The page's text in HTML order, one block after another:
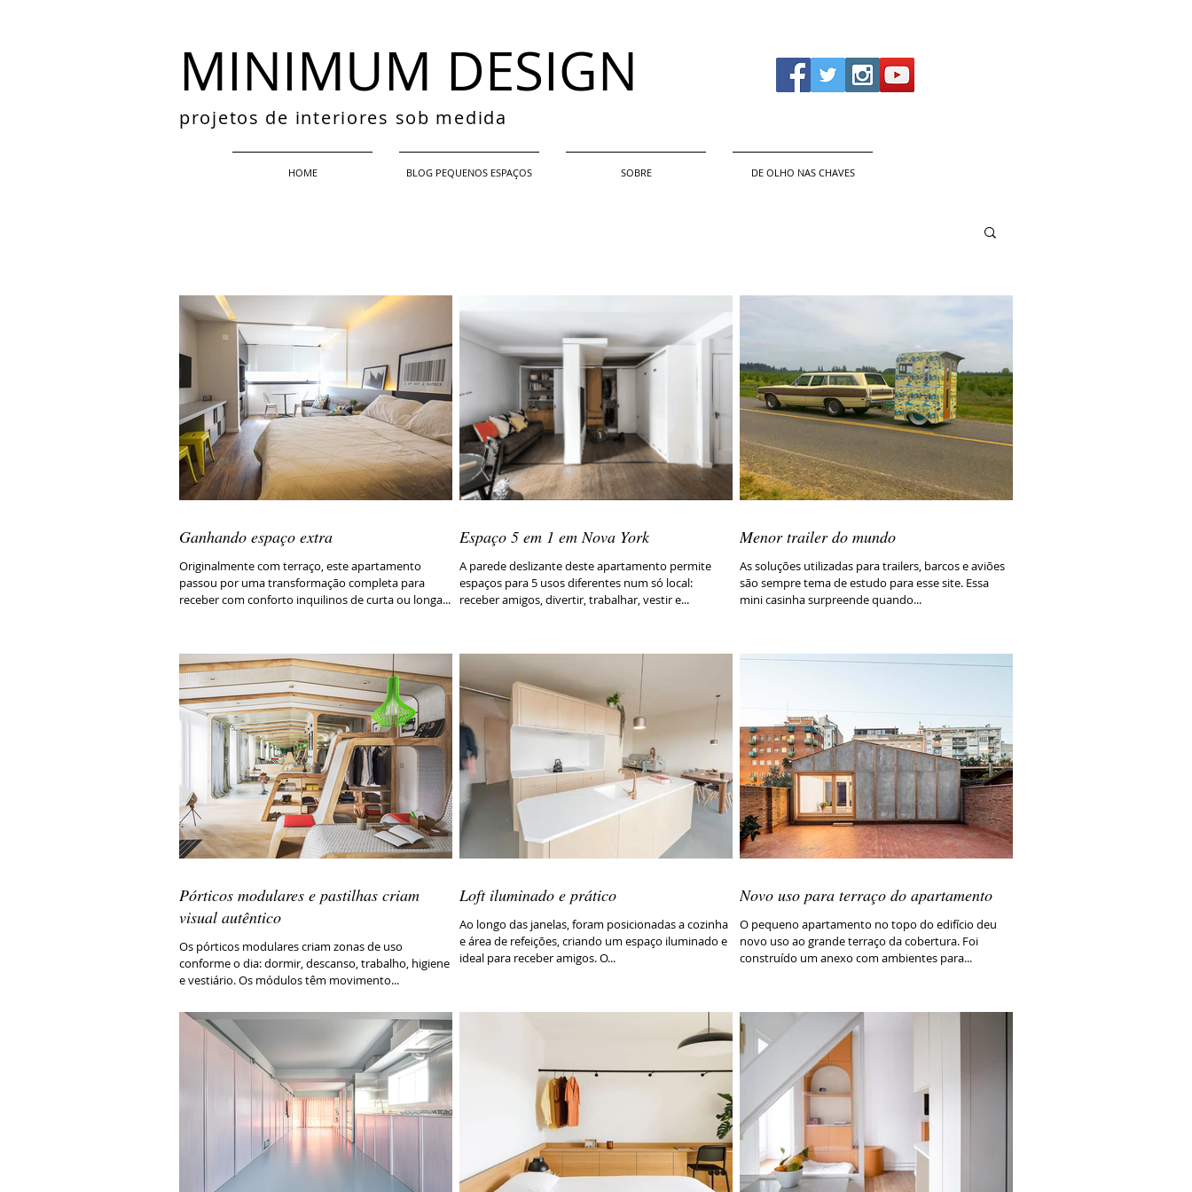
MINIMUM DESIGN
projetos de interiores sob medida
HOME BLOG PEQUENOS ESPAÇOS SOBRE DE OLHO NAS CHAVES
Ganhando espaço extra
Originalmente com terraço, este apartamento
passou por uma transformação completa para
receber com conforto inquilinos de curta ou longa...
Espaço 5 em 1 em Nova York
A parede deslizante deste apartamento permite
espaços para 5 usos diferentes num só local:
receber amigos, divertir, trabalhar, vestir e...
Menor trailer do mundo
As soluções utilizadas para trailers, barcos e aviões
são sempre tema de estudo para esse site. Essa
mini casinha surpreende quando...
Pórticos modulares e pastilhas criam
visual autêntico
Os pórticos modulares criam zonas de uso
conforme o dia: dormir, descanso, trabalho, higiene
e vestiário. Os módulos têm movimento...
Loft iluminado e prático
Ao longo das janelas, foram posicionadas a cozinha
e área de refeições, criando um espaço iluminado e
ideal para receber amigos. O...
Novo uso para terraço do apartamento
O pequeno apartamento no topo do edifício deu
novo uso ao grande terraço da cobertura. Foi
construído um anexo com ambientes para...